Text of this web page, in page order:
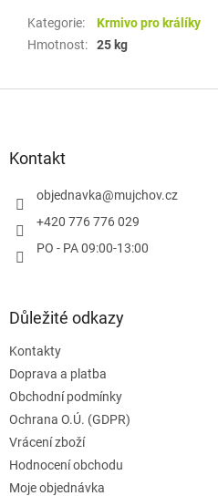
Kategorie:
Krmivo pro králíky
Hmotnost: 25 kg
Kontakt
objednavka@mujchov.cz
+420 776 776 029
PO - PA 09:00-13:00
Důležité odkazy
Kontakty
Doprava a platba
Obchodní podmínky
Ochrana O.Ú. (GDPR)
Vrácení zboží
Hodnocení obchodu
Moje objednávka